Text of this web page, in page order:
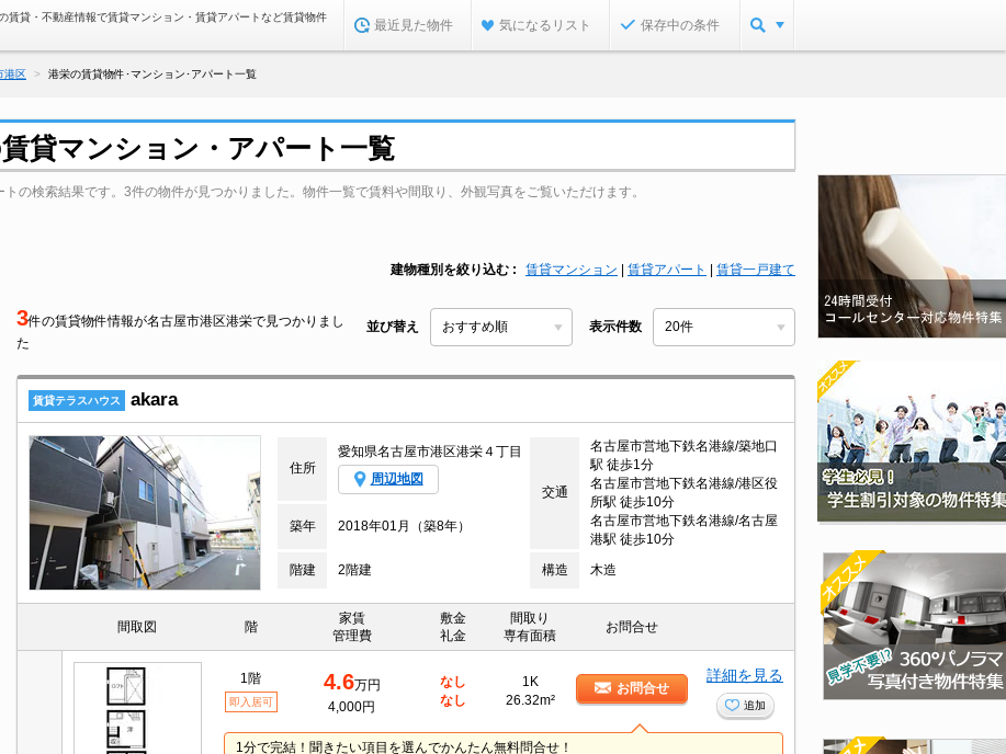
賃貸・不動産情報で賃貸マンション・賃貸アパートなど賃貸物件
最近見た物件 気になるリスト 保存中の条件
港区 港栄の賃貸物件･マンション･アパート一覧
貸マンション・アパート一覧
の検索結果です。3件の物件が見つかりました。物件一覧で賃料や間取り、外観写真をご覧いただけます。
建物種別を絞り込む 賃貸マンション 賃貸アパート 賃貸一戸建て
3件の賃貸物件情報が名古屋市港区港栄で見つかりまし
た
並び替え 表示件数
賃貸テラスハウス akara
住所
愛知県名古屋市港区港栄４丁目
周辺地図
交通
名古屋市営地下鉄名港線/築地口
駅 徒歩1分
名古屋市営地下鉄名港線/港区役
所駅 徒歩10分
名古屋市営地下鉄名港線/名古屋
港駅 徒歩10分
築年 2018年01月（築8年）
階建 2階建 構造 木造
間取図 階
家賃
管理費
敷金
礼金
間取り
専有面積
お問合せ
1階
即入居可
4.6万円
4,000円
なし
なし
1K
26.32m²
お問合せ
詳細を見る
追加
1分で完結！聞きたい項目を選んでかんたん無料問合せ！